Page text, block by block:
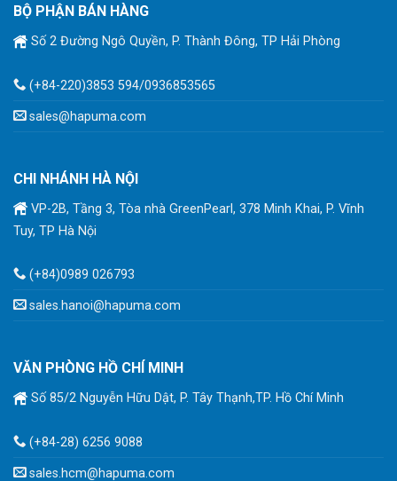
BỘ PHẬN BÁN HÀNG
Số 2 Đường Ngô Quyền, P. Thành Đông, TP Hải Phòng
(+84-220)3853 594/0936853565
sales@hapuma.com
CHI NHÁNH HÀ NỘI
VP-2B, Tầng 3, Tòa nhà GreenPearl, 378 Minh Khai, P. Vĩnh
Tuy, TP Hà Nội
(+84)0989 026793
sales.hanoi@hapuma.com
VĂN PHÒNG HỒ CHÍ MINH
Số 85/2 Nguyễn Hữu Dật, P. Tây Thạnh,TP. Hồ Chí Minh
(+84-28) 6256 9088
sales.hcm@hapuma.com